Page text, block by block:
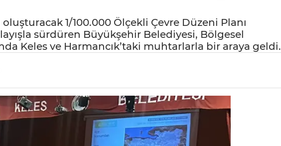
oluşturacak 1/100.000 Ölçekli Çevre Düzeni Planı
sürdüren Büyükşehir Belediyesi, Bölgesel
Keles ve Harmancık’taki muhtarlarla bir araya geldi.